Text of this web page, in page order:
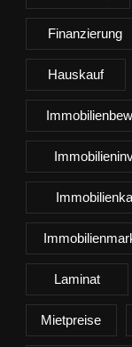
Finanzierung
Hauskauf
Laminat
Mietpreise